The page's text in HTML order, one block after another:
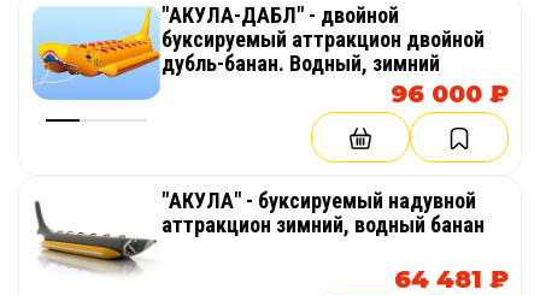
"АКУЛА-ДАБЛ" - двойной
буксируемый аттракцион двойной
дубль-банан. Водный, зимний
96 000 ₽
"АКУЛА" - буксируемый надувной
аттракцион зимний, водный банан
64 481 ₽